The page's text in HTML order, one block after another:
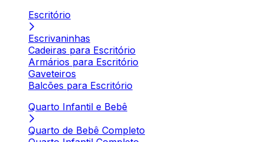
Escritório
Escrivaninhas
Cadeiras para Escritório
Armários para Escritório
Gaveteiros
Balcões para Escritório
Quarto Infantil e Bebê
Quarto de Bebê Completo